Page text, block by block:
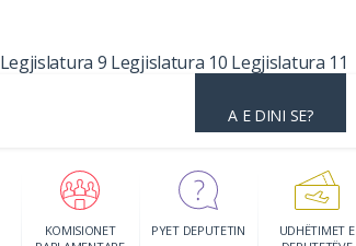
Legjislatura 9 Legjislatura 10 Legjislatura 11
A E DINI SE?
KOMISIONET
PYET DEPUTETIN
UDHËTIMET E